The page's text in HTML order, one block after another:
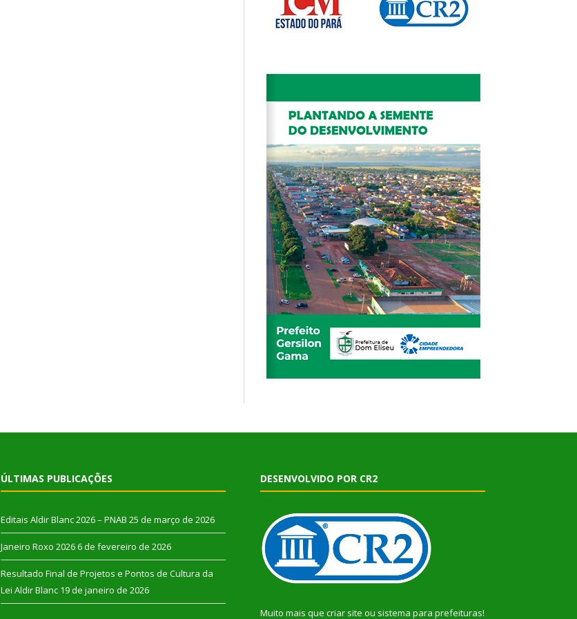
ÚLTIMAS PUBLICAÇÕES
Editais Aldir Blanc 2026 – PNAB 25 de março de 2026
Janeiro Roxo 2026 6 de fevereiro de 2026
Resultado Final de Projetos e Pontos de Cultura da
Lei Aldir Blanc 19 de janeiro de 2026
DESENVOLVIDO POR CR2
Muito mais que criar site ou sistema para prefeituras!